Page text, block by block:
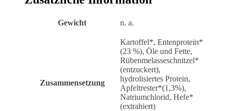
Gewicht n. a.
Zusammensetzung
Kartoffel*, Entenprotein*
(23 %), Öle und Fette,
Rübenmelasseschnitzel*
(entzuckert),
hydrolisiertes Protein,
Apfeltrester*(1,3%),
Natriumchlorid, Hefe*
(extrahiert)